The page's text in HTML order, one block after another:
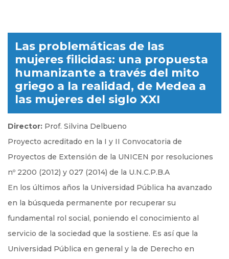
Las problemáticas de las
mujeres filicidas: una propuesta
humanizante a través del mito
griego a la realidad, de Medea a
las mujeres del siglo XXI
Director: Prof. Silvina Delbueno
Proyecto acreditado en la I y II Convocatoria de
Proyectos de Extensión de la UNICEN por resoluciones
nº 2200 (2012) y 027 (2014) de la U.N.C.P.B.A
En los últimos años la Universidad Pública ha avanzado
en la búsqueda permanente por recuperar su
fundamental rol social, poniendo el conocimiento al
servicio de la sociedad que la sostiene. Es así que la
Universidad Pública en general y la de Derecho en